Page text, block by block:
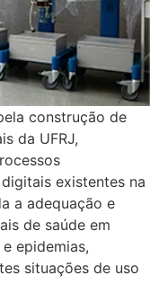
construção de
da UFRJ,
existentes na
a adequação e
de saúde em
epidemias,
situações de uso